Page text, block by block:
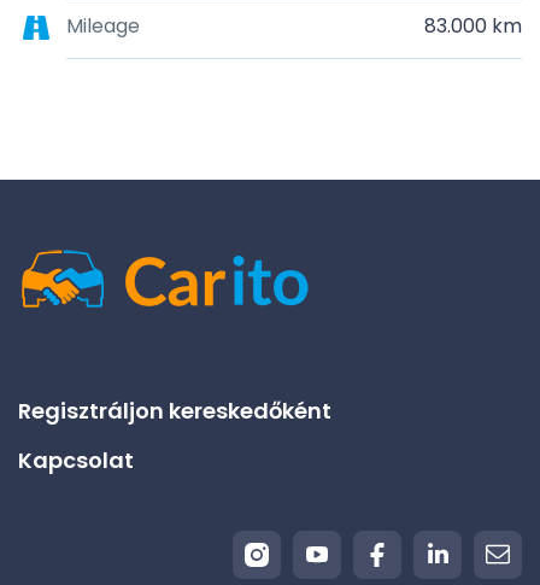
Mileage 83.000 km
Regisztráljon kereskedőként
Kapcsolat